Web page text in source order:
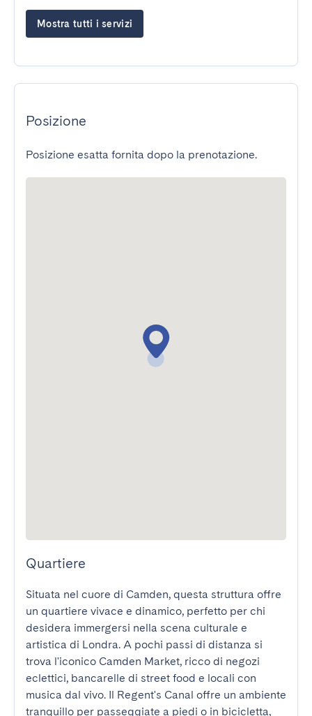
Mostra tutti i servizi
Posizione
Posizione esatta fornita dopo la prenotazione.
Quartiere
Situata nel cuore di Camden, questa struttura offre
un quartiere vivace e dinamico, perfetto per chi
desidera immergersi nella scena culturale e
artistica di Londra. A pochi passi di distanza si
trova l'iconico Camden Market, ricco di negozi
eclettici, bancarelle di street food e locali con
musica dal vivo. Il Regent's Canal offre un ambiente
tranquillo per passeggiate a piedi o in bicicletta,